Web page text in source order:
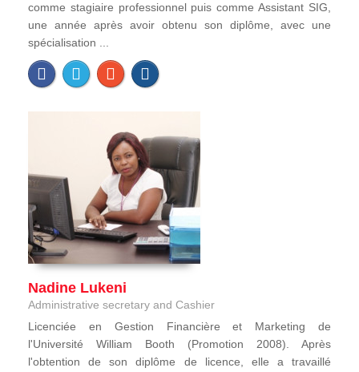
comme stagiaire professionnel puis comme Assistant SIG,
une année après avoir obtenu son diplôme, avec une
spécialisation ...
Nadine Lukeni
Administrative secretary and Cashier
Licenciée en Gestion Financière et Marketing de
l'Université William Booth (Promotion 2008). Après
l'obtention de son diplôme de licence, elle a travaillé